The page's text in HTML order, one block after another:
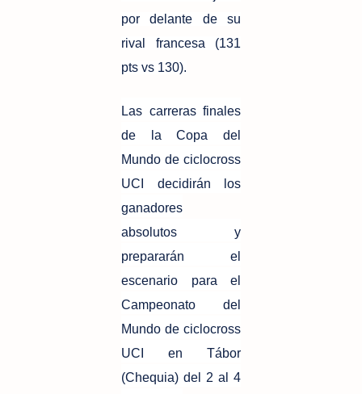
por delante de su
rival francesa (131
pts vs 130).
Las carreras finales
de la Copa del
Mundo de ciclocross
UCI decidirán los
ganadores
absolutos y
prepararán el
escenario para el
Campeonato del
Mundo de ciclocross
UCI en Tábor
(Chequia) del 2 al 4